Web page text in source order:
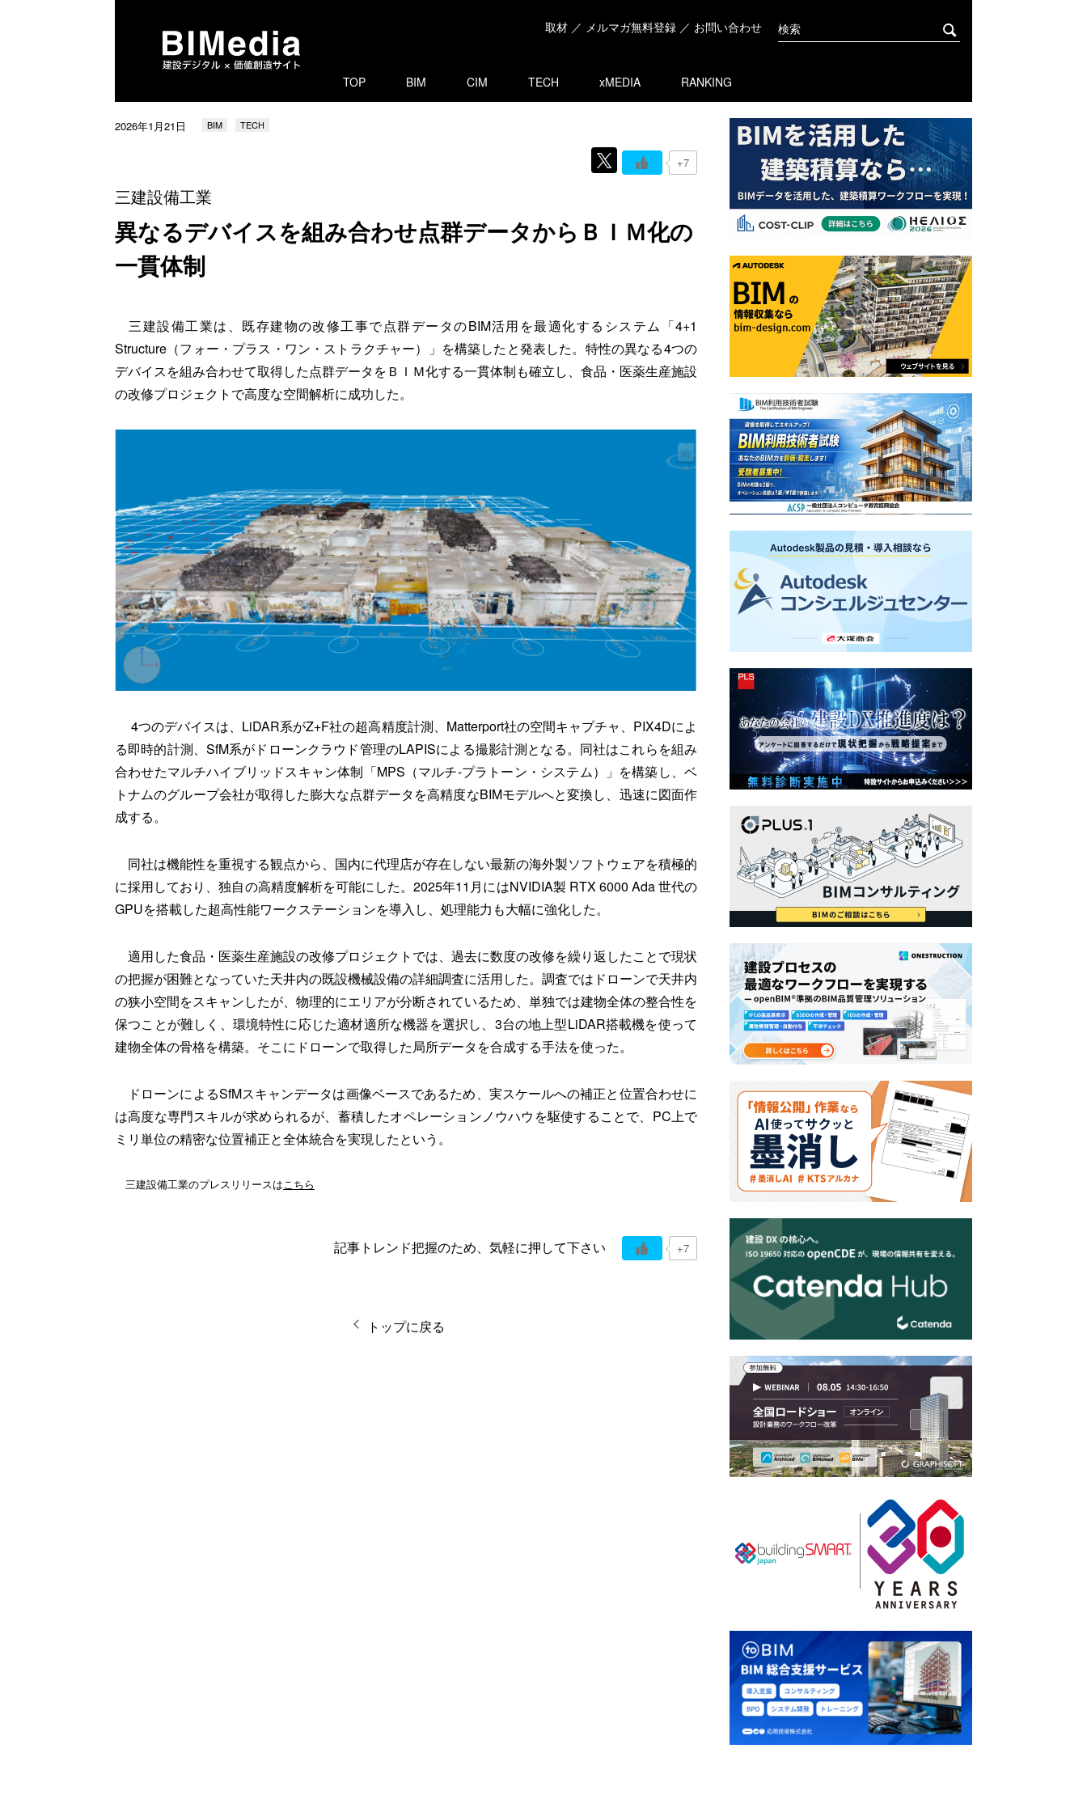
取材 ／ メルマガ無料登録 ／ お問い合わせ
TOP BIM CIM TECH xMEDIA RANKING
2026年1月21日 BIM TECH
+7
三建設備工業
異なるデバイスを組み合わせ点群データからＢＩＭ化の
一貫体制
三建設備工業は、既存建物の改修工事で点群データのBIM活用を最適化するシステム「4+1
Structure（フォー・プラス・ワン・ストラクチャー）」を構築したと発表した。特性の異なる4つの
デバイスを組み合わせて取得した点群データをＢＩＭ化する一貫体制も確立し、食品・医薬生産施設
の改修プロジェクトで高度な空間解析に成功した。
4つのデバイスは、LiDAR系がZ+F社の超高精度計測、Matterport社の空間キャプチャ、PIX4Dによ
る即時的計測、SfM系がドローンクラウド管理のLAPISによる撮影計測となる。同社はこれらを組み
合わせたマルチハイブリッドスキャン体制「MPS（マルチ-プラトーン・システム）」を構築し、ベ
トナムのグループ会社が取得した膨大な点群データを高精度なBIMモデルへと変換し、迅速に図面作
成する。
同社は機能性を重視する観点から、国内に代理店が存在しない最新の海外製ソフトウェアを積極的
に採用しており、独自の高精度解析を可能にした。2025年11月にはNVIDIA製 RTX 6000 Ada 世代の
GPUを搭載した超高性能ワークステーションを導入し、処理能力も大幅に強化した。
適用した食品・医薬生産施設の改修プロジェクトでは、過去に数度の改修を繰り返したことで現状
の把握が困難となっていた天井内の既設機械設備の詳細調査に活用した。調査ではドローンで天井内
の狭小空間をスキャンしたが、物理的にエリアが分断されているため、単独では建物全体の整合性を
保つことが難しく、環境特性に応じた適材適所な機器を選択し、3台の地上型LiDAR搭載機を使って
建物全体の骨格を構築。そこにドローンで取得した局所データを合成する手法を使った。
ドローンによるSfMスキャンデータは画像ベースであるため、実スケールへの補正と位置合わせに
は高度な専門スキルが求められるが、蓄積したオペレーションノウハウを駆使することで、PC上で
ミリ単位の精密な位置補正と全体統合を実現したという。
三建設備工業のプレスリリースはこちら
記事トレンド把握のため、気軽に押して下さい +7
トップに戻る